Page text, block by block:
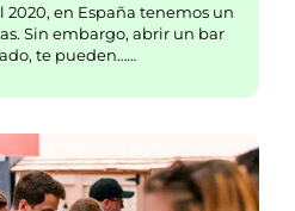
2020, en España tenemos un
Sin embargo, abrir un bar
te pueden……